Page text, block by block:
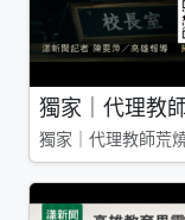
獨家｜代理教
獨家｜代理教師荒